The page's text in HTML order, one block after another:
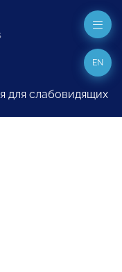
для слабовидящих
EN